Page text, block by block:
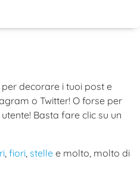
decorare i tuoi post e
o Twitter! O forse per
Basta fare clic su un
fiori stelle e molto, molto di